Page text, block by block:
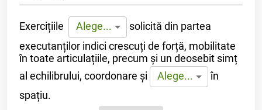
Exercițiile Alege...
solicită din partea
executanților indici crescuți de forță, mobilitate
în toate articulațiile, precum și un deosebit simț
al echilibrului, coordonare și
Alege...
în
spațiu.